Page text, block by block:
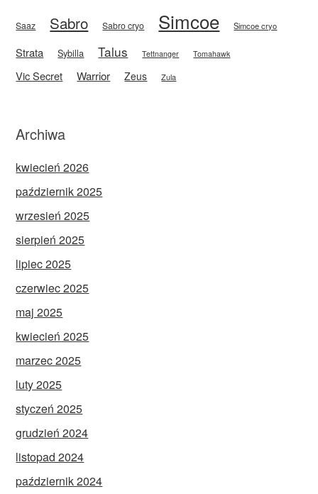
Saaz Sabro Sabro cryo Simcoe Simcoe cryo
Strata Sybilla Talus Tettnanger Tomahawk
Vic Secret Warrior Zeus Zula
Archiwa
kwiecień 2026
październik 2025
wrzesień 2025
sierpień 2025
lipiec 2025
czerwiec 2025
maj 2025
kwiecień 2025
marzec 2025
luty 2025
styczeń 2025
grudzień 2024
listopad 2024
październik 2024